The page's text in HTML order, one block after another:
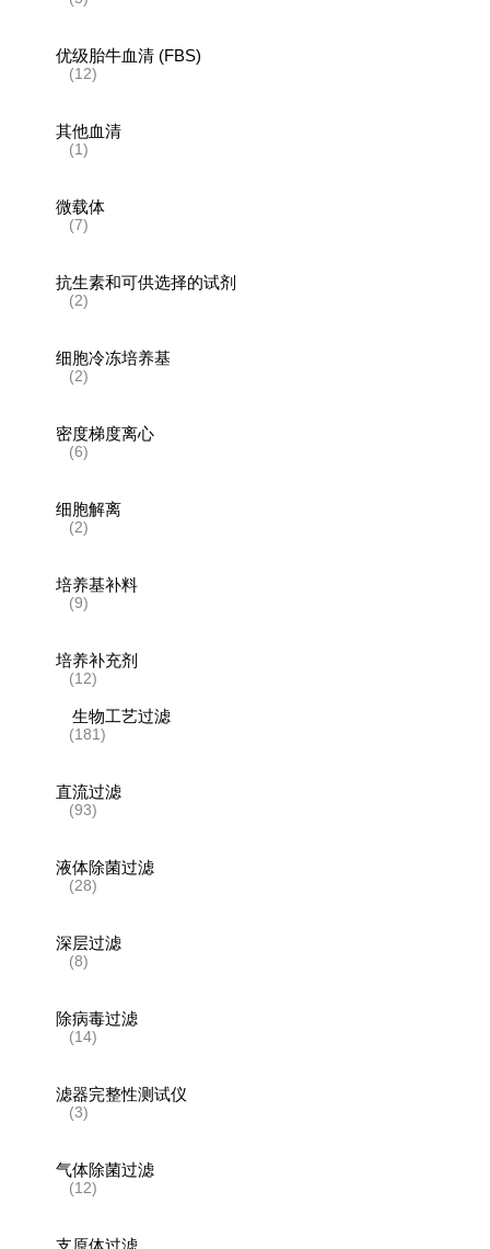
优级胎牛血清 (FBS)
(12)
其他血清
(1)
微载体
(7)
抗生素和可供选择的试剂
(2)
细胞冷冻培养基
(2)
密度梯度离心
(6)
细胞解离
(2)
培养基补料
(9)
培养补充剂
(12)
生物工艺过滤
(181)
直流过滤
(93)
液体除菌过滤
(28)
深层过滤
(8)
除病毒过滤
(14)
滤器完整性测试仪
(3)
气体除菌过滤
(12)
支原体过滤